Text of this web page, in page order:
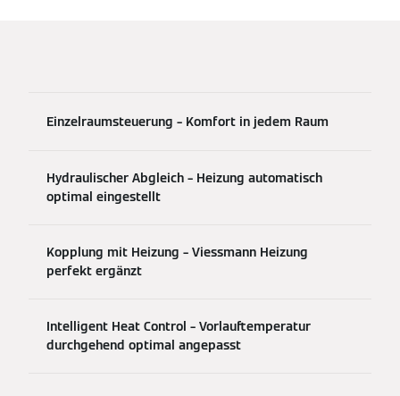
Einzelraumsteuerung – Komfort in jedem Raum
Hydraulischer Abgleich – Heizung automatisch
optimal eingestellt
Kopplung mit Heizung – Viessmann Heizung
perfekt ergänzt
Intelligent Heat Control – Vorlauftemperatur
durchgehend optimal angepasst